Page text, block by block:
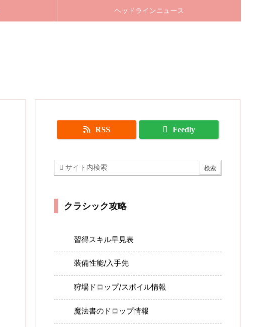
ヘッドラインニュース
RSS Feedly
クラシック攻略
習得スキル早見表
装備性能/入手先
狩場ドロップ/スポイル情報
魔法書のドロップ情報